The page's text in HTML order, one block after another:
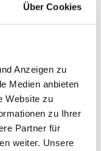
Über Cookies
Anzeigen zu
Medien anbieten
Website zu
zu Ihrer
Partner für
weiter. Unsere